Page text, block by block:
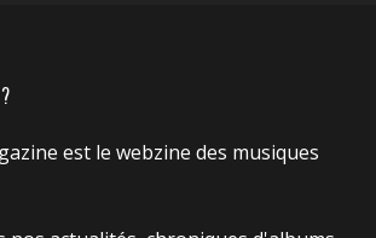
est le webzine des musiques